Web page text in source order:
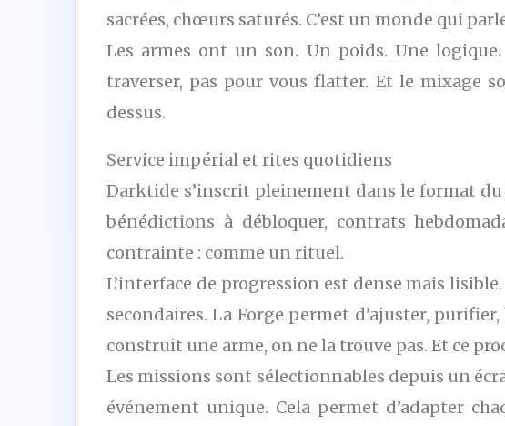
sacrées, chœurs saturés. C’est un monde qui
Les armes ont un son. Un poids. Une
traverser, pas pour vous flatter. Et le mixage
dessus.
Service impérial et rites quotidiens
Darktide s’inscrit pleinement dans le format
bénédictions à débloquer, contrats
contrainte : comme un rituel.
L’interface de progression est dense mais
secondaires. La Forge permet d’ajuster,
construit une arme, on ne la trouve pas. Et ce
Les missions sont sélectionnables depuis un
événement unique. Cela permet d’adapter